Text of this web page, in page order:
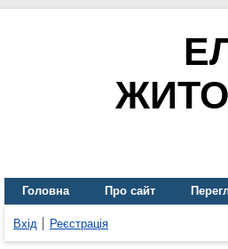
Головна Про сайт
Вхід Реєстрація